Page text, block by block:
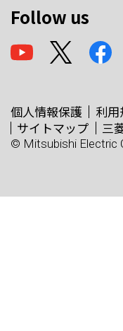
Follow us
個人情報保護 利
サイトマップ
三
© Mitsubishi Electric